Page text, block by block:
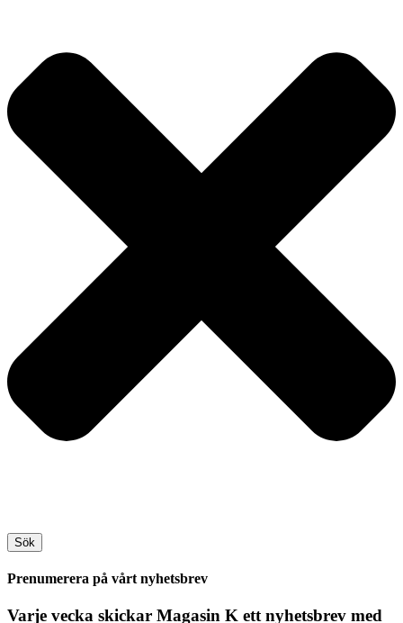
Sök
Prenumerera på vårt nyhetsbrev
Varje vecka skickar Magasin K ett nyhetsbrev med